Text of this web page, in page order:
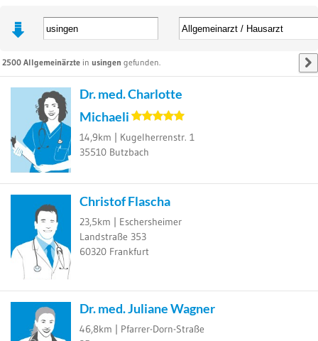
2500 Allgemeinärzte in usingen gefunden.
Dr. med. Charlotte
Michaeli
14,9km | Kugelherrenstr. 1
35510 Butzbach
Christof Flascha
23,5km | Eschersheimer
Landstraße 353
60320 Frankfurt
Dr. med. Juliane Wagner
46,8km | Pfarrer-Dorn-Straße